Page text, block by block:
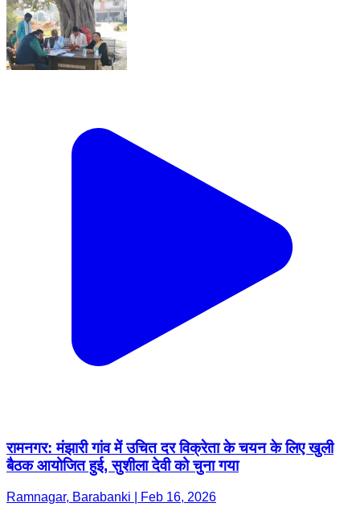
रामनगर: मंझारी गांव में उचित दर विक्रेता के चयन के लिए खुली
बैठक आयोजित हुई, सुशीला देवी को चुना गया
Ramnagar, Barabanki | Feb 16, 2026